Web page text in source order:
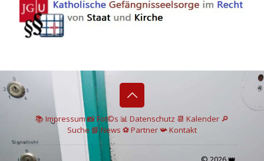
📚 Impressum📸Fot©s 📊 Datenschutz 📆 Kalender 🔎
Suche 📘 News ⚽Partner📯Kontakt